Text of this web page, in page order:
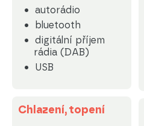
autorádio
bluetooth
digitální příjem
rádia (DAB)
USB
Chlazení, topení